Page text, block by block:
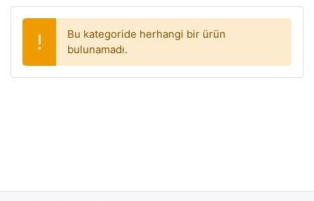
Bu kategoride herhangi bir ürün
bulunamadı.